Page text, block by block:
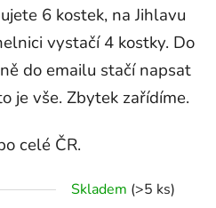
6 kostek, na Jihlavu
vystačí 4 kostky. Do
do emailu stačí napsat
je vše. Zbytek zařídíme.
celé ČR.
Skladem (>5 ks)